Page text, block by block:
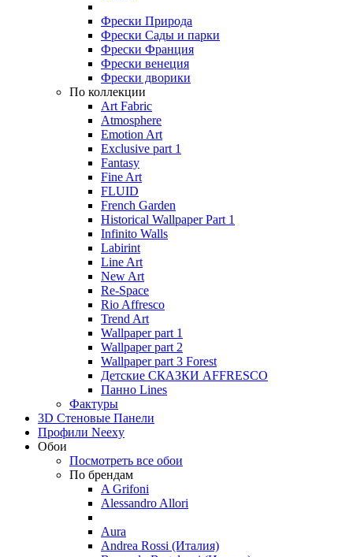
Фрески Природа
Фрески Сады и парки
Фрески Франция
Фрески венеция
Фрески дворики
По коллекции
Art Fabric
Atmosphere
Emotion Art
Exclusive part 1
Fantasy
Fine Art
FLUID
French Garden
Historical Wallpaper Part 1
Infinito Walls
Labirint
Line Art
New Art
Re-Space
Rio Affresco
Trend Art
Wallpaper part 1
Wallpaper part 2
Wallpaper part 3 Forest
Детские СКАЗКИ AFFRESCO
Панно Lines
Фактуры
3D Стеновые Панели
Профили Neexy
Обои
Посмотреть все обои
По брендам
A Grifoni
Alessandro Allori
Aura
Andrea Rossi (Италия)